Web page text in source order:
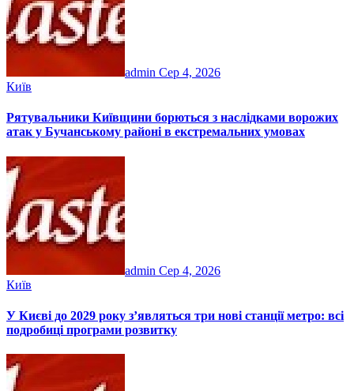
admin Сер 4, 2026
Київ
Рятувальники Київщини борються з наслідками ворожих
атак у Бучанському районі в екстремальних умовах
admin Сер 4, 2026
Київ
У Києві до 2029 року з’являться три нові станції метро: всі
подробиці програми розвитку